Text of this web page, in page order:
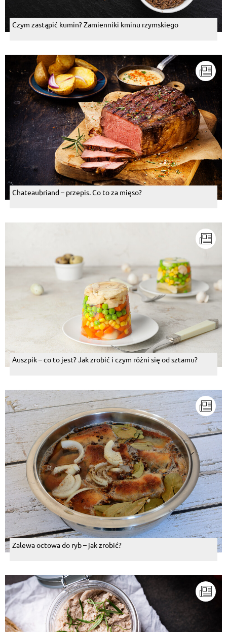
Czym zastąpić kumin? Zamienniki kminu rzymskiego
Chateaubriand – przepis. Co to za mięso?
Auszpik – co to jest? Jak zrobić i czym różni się od sztamu?
Zalewa octowa do ryb – jak zrobić?